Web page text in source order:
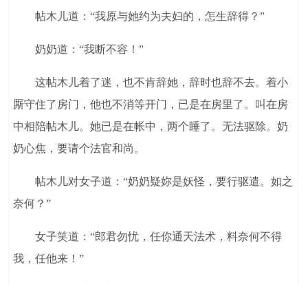
帖木儿道：“我原与她约为夫妇的，怎生辞得？”
奶奶道：“我断不容！”
这帖木儿着了迷，也不肯辞她，辞时也辞不去。着小
厮守住了房门，他也不消等开门，已是在房里了。叫在房
中相陪帖木儿。她已是在帐中，两个睡了。无法驱除。奶
奶心焦，要请个法官和尚。
帖木儿对女子道：“奶奶疑妳是妖怪，要行驱遣。如之
奈何？”
女子笑道：“郎君勿忧，任你通天法术，料奈何不得
我，任他来！”